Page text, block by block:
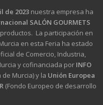
de 2023nuestra empresa ha
SALÓN GOURMETS
La participación en
en esta Feria ha estado
de Comercio, Industria,
y cofinanciada por INFO
Murcia) y la Unión Europea
(Fondo Europeo de desarrollo